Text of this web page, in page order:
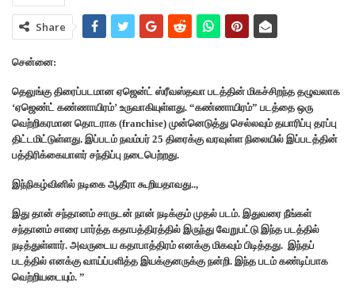
Share
சென்னை:
தெலுங்கு திரைப்படமான ஏஜென்ட் ஸ்ரீவஸ்தவா படத்தின் மிகச்சிறந்த தழுவலாக
‘ஏஜெண்ட் கண்ணாயிரம்’ உருவாகியுள்ளது. “கண்ணாயிரம்” படத்தை ஒரு
வெற்றிகரமான தொடராக (franchise) முன்னெடுத்து செல்லவும் தயாரிப்பு தரப்பு
திட்டமிட்டுள்ளது. இப்படம் நவம்பர் 25 திரைக்கு வரவுள்ள நிலையில் இப்படத்தின்
பத்திரிக்கையாளர் சந்திப்பு நடைபெற்றது.
இந்நிகழ்வினில் நடிகை ஆதீரா கூறியதாவது..,
இது தான் சந்தானம் சாருடன் நான் நடிக்கும் முதல் படம். இதுவரை நீங்கள்
சந்தானம் சாரை பார்த்த கதாபத்திரத்தில் இருந்து வேறுபட்டு இந்த படத்தில்
நடித்துள்ளார். அவருடைய கதாபாத்திரம் எனக்கு மிகவும் பிடித்தது. இந்தப்
படத்தில் எனக்கு வாய்ப்பளித்த இயக்குனருக்கு நன்றி. இந்த படம் கண்டிப்பாக
வெற்றியடையும். ”